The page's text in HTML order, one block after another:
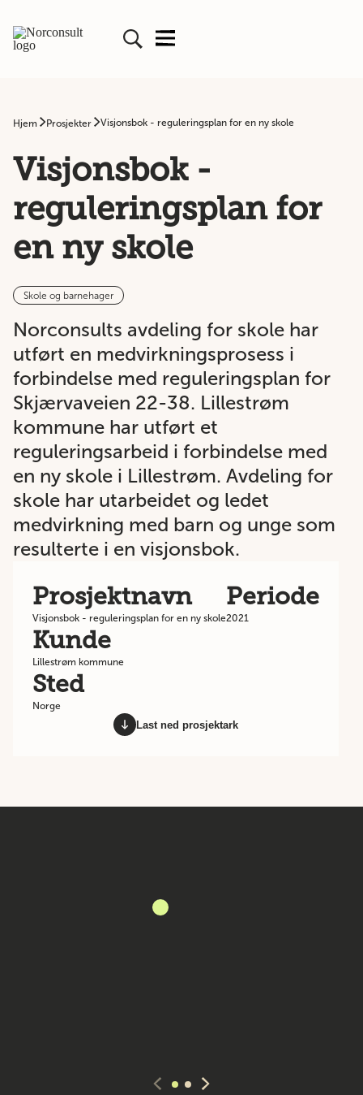
Hjem Prosjekter Visjonsbok - reguleringsplan for en ny skole
Visjonsbok -
reguleringsplan for
en ny skole
Skole og barnehager
Norconsults avdeling for skole har
utført en medvirkningsprosess i
forbindelse med reguleringsplan for
Skjærvaveien 22-38. Lillestrøm
kommune har utført et
reguleringsarbeid i forbindelse med
en ny skole i Lillestrøm. Avdeling for
skole har utarbeidet og ledet
medvirkning med barn og unge som
resulterte i en visjonsbok.
Prosjektnavn
Visjonsbok - reguleringsplan for en ny skole
Kunde
Lillestrøm kommune
Sted
Norge
Periode
2021
Last ned prosjektark